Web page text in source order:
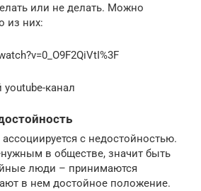
или не делать. Можно
из них:
канал
с недостойностью.
в обществе, значит быть
люди – принимаются
в нем достойное положение.